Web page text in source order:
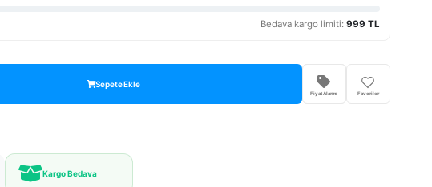
Bedava kargo limiti: 999 TL
Sepete Ekle
Fiyat Alarmı Favoriler
Kargo Bedava